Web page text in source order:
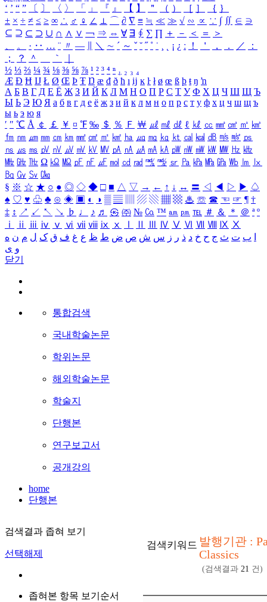
‘ ’ “ ” 〔 〕 〈 〉 「 」 『 』 【 】 ＂ （ ） ［ ］ ｛ ｝
± × ÷ ≠ ≤ ≥ ∞ ∴ ♂ ♀ ∠ ⊥ ⌒ ∂ ∇ ≡ ≒ ≪ ≫ √ ∽ ∝ ∵ ∫ ∬ ∈ ∋
⊆ ⊇ ⊂ ⊃ ∪ ∩ ∧ ∨ ￢ ⇒ ⇔ ∀ ∃ ∮ ∑ ∏ ＋ － ＜ ＝
＞
、
。 · ‥ … ¨ 〃 ― ＼ ∼ ´ ～ ˇ ˘ ˝ ˚ ˙ ¸ ¡ ¿ ː ！ ＇ ， ． ／
：
；
？ ＾ ｀
½ ⅓ ⅔ ¼ ¾ ⅛ ⅜ ⅝ ⅞ ¹ ² ³ ⁴ ⁿ ₁ ₂ ₃ ₄
Æ Ð Ħ Ĳ Ł Ø Œ Þ Ŧ Ŋ æ đ ð ħ ı ĳ ĸ ŀ ł ø œ ß þ ŧ ŋ ŉ
А Б В Г Д Е Ё Ж З И Й К Л М Н О П Р С Т У Ф Х Ц Ч Ш Щ Ъ
Ы Ь Э Ю Я а б в г д е ё ж з и й к л м н о п р с т у ф х ц ч ш щ ъ
ы ь э ю я
′ ″ ℃ Å ￠ ￡ ￥ ¤ ℉ ‰ ＄ ％ Ｆ ￦ ㎕ ㎖ ㎗ ℓ ㎘ ㏄ ㎣ ㎤ ㎥ ㎦
㎙ ㎚ ㎛ ㎜ ㎝ ㎞ ㎟ ㎠ ㎡ ㎢ ㏊ ㎍ ㎎ ㎏ ㏏ ㎈ ㎉ ㏈ ㎧ ㎨ ㎰
㎱ ㎲ ㎳ ㎴ ㎵ ㎶ ㎷ ㎸ ㎹ ㎀ ㎁ ㎂ ㎃ ㎄ ㎺ ㎻ ㎽ ㎾ ㎿ ㎐ ㎑
㎒ ㎓ ㎔ Ω ㏀ ㏁ ㎊ ㎋ ㎌ ㏖ ㏅ ㎭ ㎮ ㎯ ㏛ ㎩ ㎪ ㎫ ㎬ ㏝ ㏐
㏓
㏃ ㏉ ㏜ ㏆
§ ※ ☆ ★ ○ ● ◎ ◇ ◆ □ ■ △ ▽ → ← ↑ ↓ ↔ 〓 ◁ ◀ ▷ ▶ ♤
♠ ♡ ♥ ♧ ♣ ⊙ ◈ ▣ ◐ ◑ ▒ ▤ ▨ ▧ ▦ ▩ ♨ ☏ ☎ ☜ ☞ ¶ †
‡ ↕ ↗ ↙ ↖ ↘ ♭ ♩ ♪ ♬ ㉿ ㈜ № ㏇ ™ ㏂ ㏘ ℡ ＃ ＆ ＊ ＠ ª º
ⅰ
ⅱ ⅲ ⅳ ⅴ ⅵ ⅶ ⅷ ⅸ ⅹ Ⅳ Ⅴ Ⅵ Ⅶ Ⅷ Ⅸ Ⅹ
ب ت ث ج ح خ د ذ ر ز س ش ص ض ط ظ ع غ ف ق ک ل م ن ه
و ی
닫기
통합검색
국내학술논문
학위논문
해외학술논문
학술지
단행본
연구보고서
공개강의
home
단행본
검색결과 좁혀 보기
선택해제
좁혀본 항목 보기순서
검색키워드 발행기관 :
Classics
(검색결과 21 건)